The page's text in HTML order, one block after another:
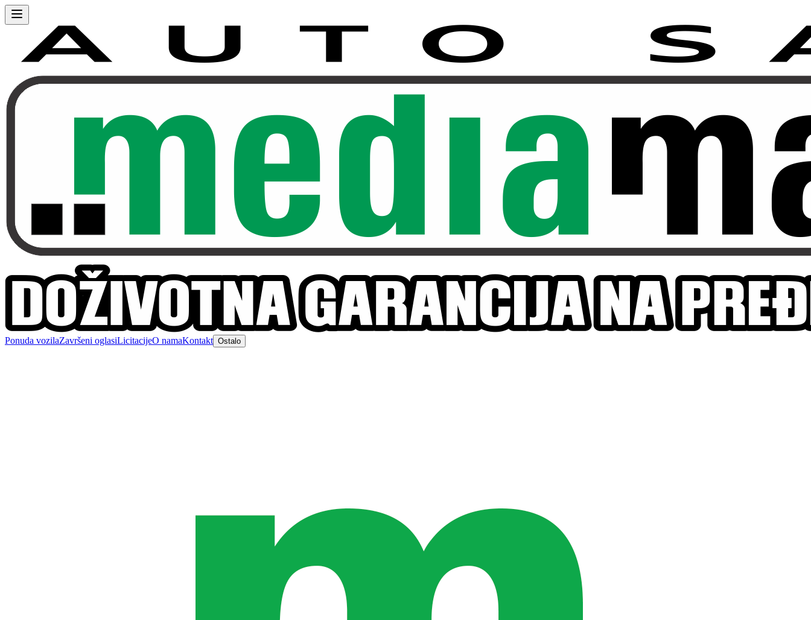
Ponuda vozilaZavršeni oglasiLicitacijeO namaKontakt Ostalo